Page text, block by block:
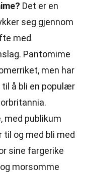
Det er en
seg gjennom
med
Pantomime
men har
å bli en populær
med publikum
til og med bli med
sine fargerike
morsomme